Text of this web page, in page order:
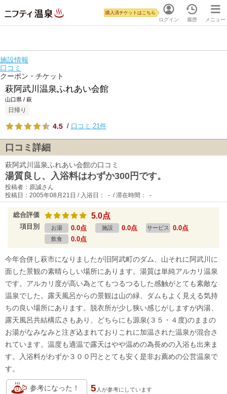
ログイン
購入済チケットはこちら
履歴 メニュー
施設情報
口コミ
クーポン・チケット
萩阿武川温泉ふれあい会館
山口県 / 萩
日帰り
4.5 / 口コミ 21件
口コミ詳細
萩阿武川温泉ふれあい会館の口コミ
湯質良し、入浴料はわずか300円です。
投稿者：原誠さん
投稿日：2005年08月21日 / 入浴日： - / 滞在時間： -
総合評価 5.0点
項目別 お湯 0.0点 施設 0.0点 サービス 0.0点
飲食 0.0点
今年合併し萩市になりましたが旧阿武町のダム、山それに阿武川に
面した景観の素晴らしい場所にあります。湯質は単純アルカリ温泉
です。アルカリ度が高い為とてもつるつるした感触がとても素敵な
温泉でした。露天風呂からの景観は山の緑、ダムもよく見える気持
ちの良い場所にあります。脱衣所が少し狭い感じがしますが内湯、
露天風呂共結構広さもあり、どちらにも源泉(３５・４度)のままの
お湯がなみなみと注ぎ込まれておりこれに加温された温泉が混合さ
れています。温度も適温で露天はやや温めの為長めの入浴も出来ま
す。入浴料がわずか３００円ととても安く是非お薦めの公営温泉で
す。
参考になった！ 5 人が参考にしています